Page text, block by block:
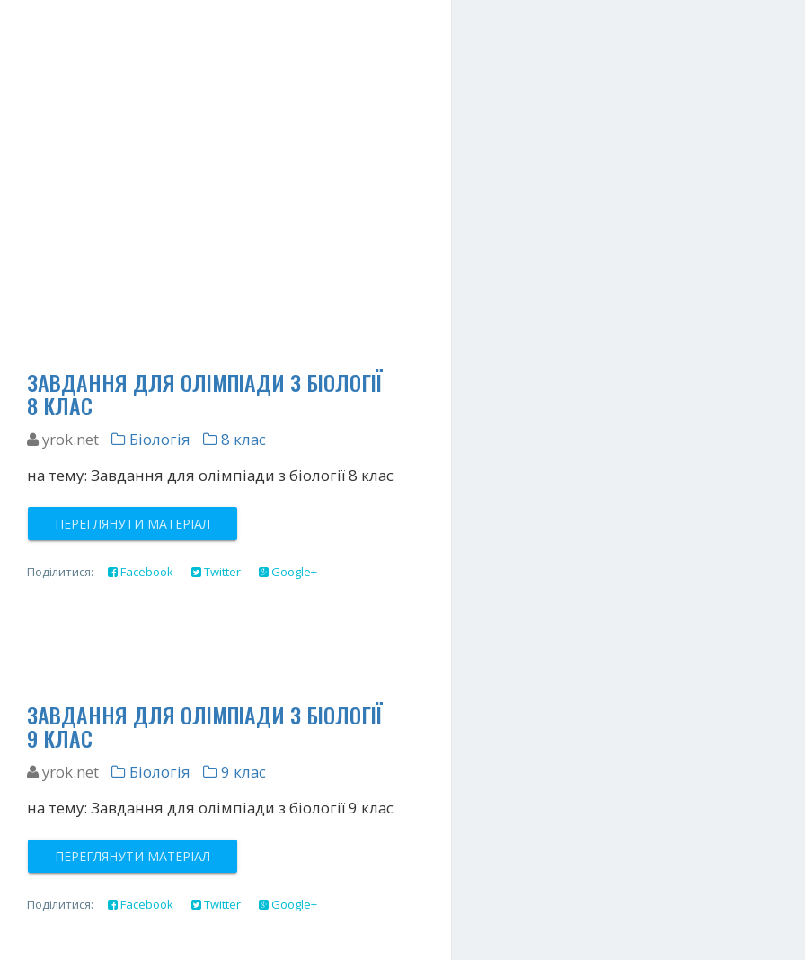
ЗАВДАННЯ ДЛЯ ОЛІМПІАДИ З БІОЛОГІЇ
8 КЛАС
yrok.net Біологія
8 клас
на тему: Завдання для олімпіади з біології 8 клас
ПЕРЕГЛЯНУТИ МАТЕРІАЛ
Поділитися: Facebook Twitter Google+
ЗАВДАННЯ ДЛЯ ОЛІМПІАДИ З БІОЛОГІЇ
9 КЛАС
yrok.net Біологія
9 клас
на тему: Завдання для олімпіади з біології 9 клас
ПЕРЕГЛЯНУТИ МАТЕРІАЛ
Поділитися: Facebook Twitter Google+